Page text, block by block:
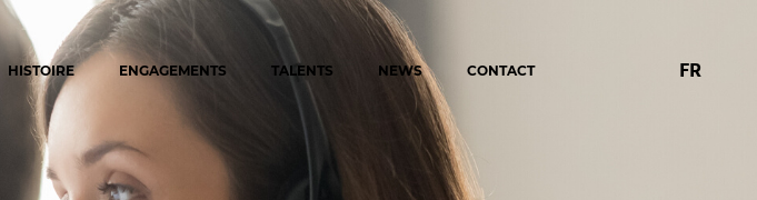
HISTOIRE ENGAGEMENTS TALENTS NEWS CONTACT FR